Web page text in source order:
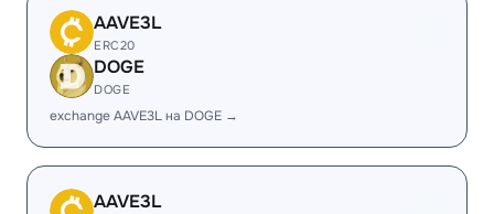
AAVE3L
ERC20
DOGE
DOGE
exchange AAVE3L на DOGE →
AAVE3L